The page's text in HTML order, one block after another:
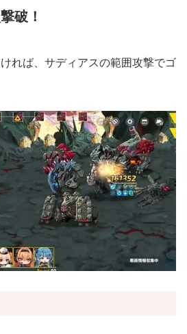
破！
れば、サディアスの範囲攻撃でゴ